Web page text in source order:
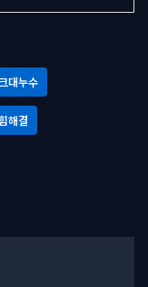
대누수
해결